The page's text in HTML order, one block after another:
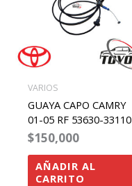
VARIOS
GUAYA CAPO CAMRY
01-05 RF 53630-33110
$150,000
AÑADIR AL
CARRITO